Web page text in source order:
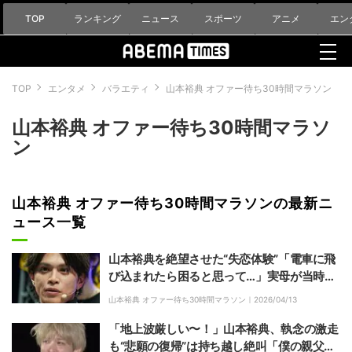
TOP ランキング ニュース スポーツ アニメ エン
TOP エンタメ バラエティ 山本裕典 オファー待ち30時間マラソン
山本裕典 オファー待ち30時間マラソ
ン
山本裕典 オファー待ち30時間マラソンの最新ニ
ュース一覧
山本裕典を絶望させた“失恋体験”「電車に飛
び込まれたら困ると思って…」実母が当時の
様子を証言
山本裕典 オファー待ち30時間マラソン｜ 2026/04/13
「地上波厳しい〜！」山本裕典、執念の激走
も“悲願の復帰”は持ち越し絶叫「僕の親父が